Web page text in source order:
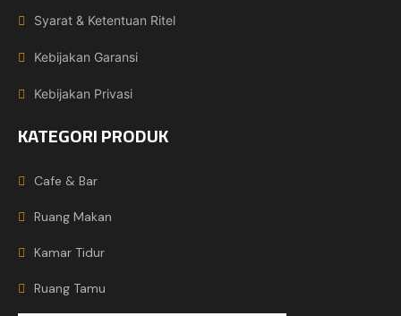
Syarat & Ketentuan Ritel
Kebijakan Garansi
Kebijakan Privasi
KATEGORI PRODUK
Cafe & Bar
Ruang Makan
Kamar Tidur
Ruang Tamu